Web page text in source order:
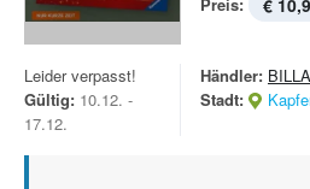
€
Leider verpasst!
Gültig: 10.12. -
17.12.
Händler:
Stadt: